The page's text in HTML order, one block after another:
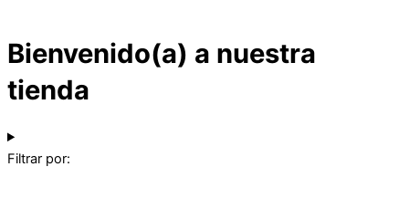
Bienvenido(a) a nuestra
tienda
Filtrar por: